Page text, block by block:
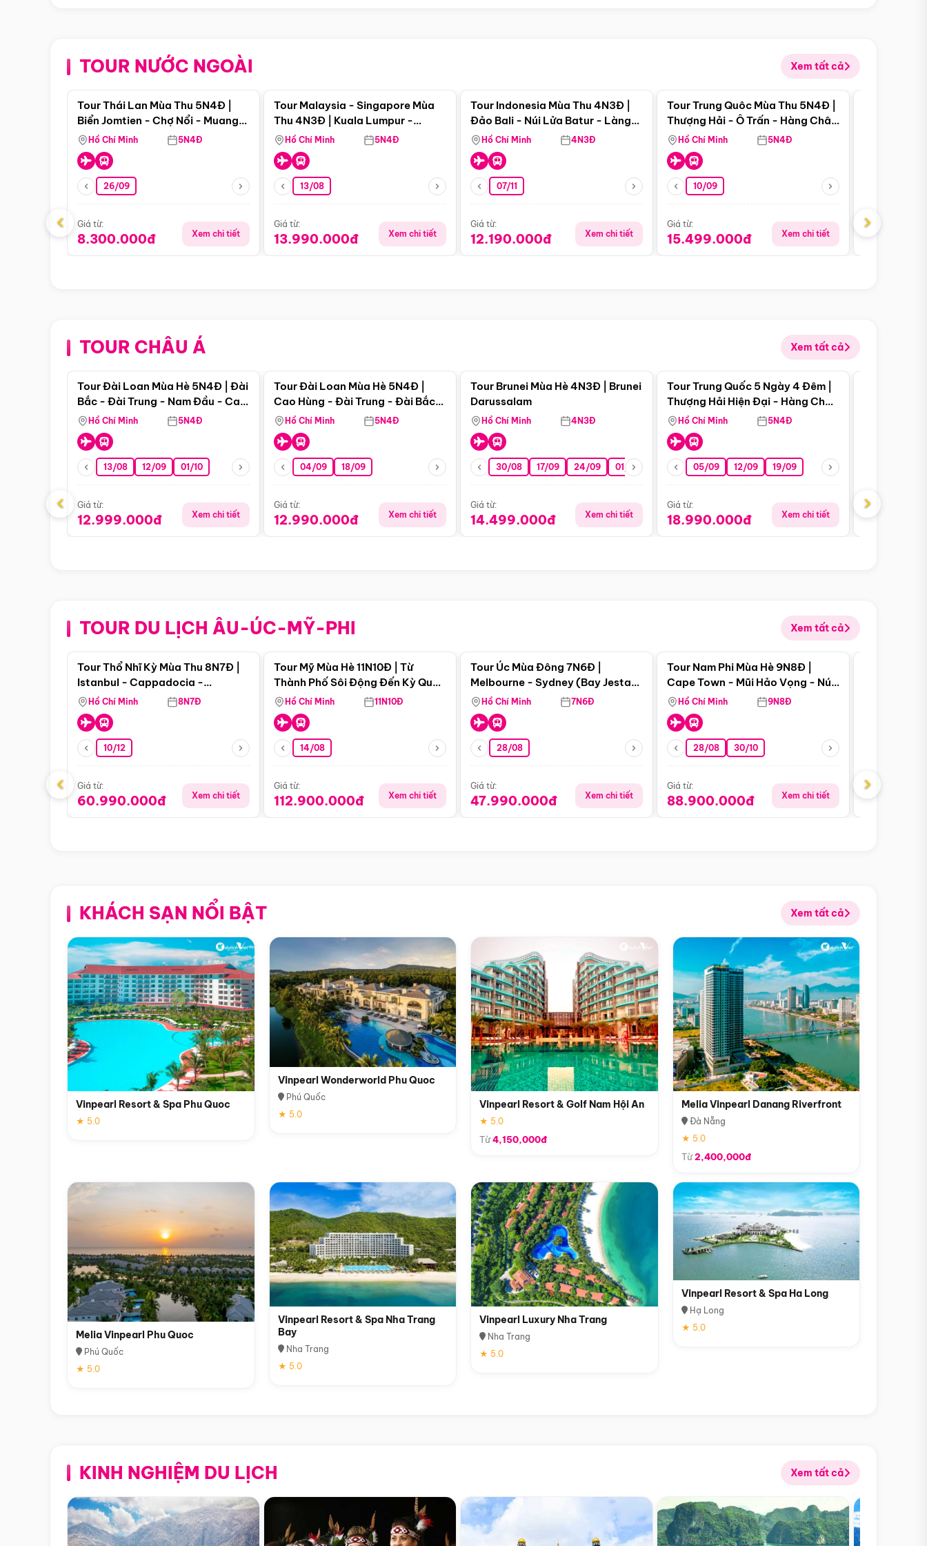
TOUR NƯỚC NGOÀI Xem tất cả
Điểm nổi bật
Tour Thái Lan Mùa Thu 5N4Đ |
Biển Jomtien - Chợ Nổi - Muang
Boran - Suanthai (Bay Vietnam
Airlines)
Hồ Chí Minh 5N4Đ
26/09
Giá từ:
8.300.000đ Xem chi tiết
Tour Malaysia - Singapore Mùa
Thu 4N3Đ | Kuala Lumpur -
Malacca - Johor Baru -
Singapore
Hồ Chí Minh 5N4Đ
13/08
Giá từ:
13.990.000đ Xem chi tiết
Tour Indonesia Mùa Thu 4N3Đ |
Đảo Bali - Núi Lửa Batur - Làng
Penglipuran
Hồ Chí Minh 4N3Đ
07/11
Giá từ:
12.190.000đ Xem chi tiết
Điểm nổi bật
Tour Trung Quôc Mùa Thu 5N4Đ |
Thượng Hải - Ô Trấn - Hàng Châu
(Tour Không Shopping)
Hồ Chí Minh 5N4Đ
10/09
Giá từ:
15.499.000đ Xem chi tiết
Giá từ:
‹ ›
TOUR CHÂU Á Xem tất cả
Điểm nổi bật
Tour Đài Loan Mùa Hè 5N4Đ | Đài
Bắc - Đài Trung - Nam Đầu - Cao
Hùng ( Bay Vn)
Hồ Chí Minh 5N4Đ
13/08 12/09 01/10
Giá từ:
12.999.000đ Xem chi tiết
Tour Đài Loan Mùa Hè 5N4Đ |
Cao Hùng - Đài Trung - Đài Bắc
(Bay Vj)
Hồ Chí Minh 5N4Đ
04/09 18/09
Giá từ:
12.990.000đ Xem chi tiết
Tour Brunei Mùa Hè 4N3Đ | Brunei
Darussalam
Hồ Chí Minh 4N3Đ
30/08 17/09 24/09 01/10 15/10 29/10
Giá từ:
14.499.000đ Xem chi tiết
Điểm nổi bật
Tour Trung Quốc 5 Ngày 4 Đêm |
Thượng Hải Hiện Đại - Hàng Châu
Nên Thơ - Ô Trấn Cổ Kính
Hồ Chí Minh 5N4Đ
05/09 12/09 19/09
Giá từ:
18.990.000đ Xem chi tiết
Giá từ:
‹ ›
TOUR DU LỊCH ÂU-ÚC-MỸ-PHI Xem tất cả
Điểm nổi bật
Tour Thổ Nhĩ Kỳ Mùa Thu 8N7Đ |
Istanbul - Cappadocia -
Pamukkale
Hồ Chí Minh 8N7Đ
10/12
Giá từ:
60.990.000đ Xem chi tiết
Tour Mỹ Mùa Hè 11N10Đ | Từ
Thành Phố Sôi Động Đến Kỳ Quan
Thiên Nhiên Mỹ
Hồ Chí Minh 11N10Đ
14/08
Giá từ:
112.900.000đ Xem chi tiết
Tour Úc Mùa Đông 7N6Đ |
Melbourne - Sydney (Bay Jestar
Airways)
Hồ Chí Minh 7N6Đ
28/08
Giá từ:
47.990.000đ Xem chi tiết
Điểm nổi bật
Tour Nam Phi Mùa Hè 9N8Đ |
Cape Town - Mũi Hảo Vọng - Núi
Bàn - Johannesburg - Pretoria -
Safari - Lodge
Hồ Chí Minh 9N8Đ
28/08 30/10
Giá từ:
88.900.000đ Xem chi tiết
Giá từ:
‹ ›
KHÁCH SẠN NỔI BẬT Xem tất cả
Vinpearl Resort & Spa Phu Quoc
★ 5.0
Vinpearl Wonderworld Phu Quoc
Phú Quốc
★ 5.0
Vinpearl Resort & Golf Nam Hội An
★ 5.0
Từ4,150,000đ
Melia Vinpearl Danang Riverfront
Đà Nẵng
★ 5.0
Từ2,400,000đ
Melia Vinpearl Phu Quoc
Phú Quốc
★ 5.0
Vinpearl Resort & Spa Nha Trang
Bay
Nha Trang
★ 5.0
Vinpearl Luxury Nha Trang
Nha Trang
★ 5.0
Vinpearl Resort & Spa Ha Long
Hạ Long
★ 5.0
KINH NGHIỆM DU LỊCH Xem tất cả